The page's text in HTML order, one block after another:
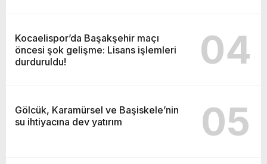
Kocaelispor’da Başakşehir maçı
öncesi şok gelişme: Lisans işlemleri
durduruldu!
04
Gölcük, Karamürsel ve Başiskele’nin
su ihtiyacına dev yatırım
05